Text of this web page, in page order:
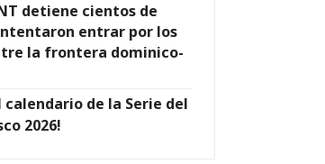
detiene cientos de
entrar por los
la frontera dominico-
calendario de la Serie del
2026!